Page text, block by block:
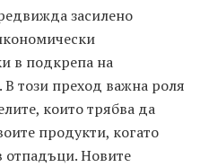
засилено
в подкрепа на
този преход важна роля
които трябва да
продукти, когато
отпадъци. Новите